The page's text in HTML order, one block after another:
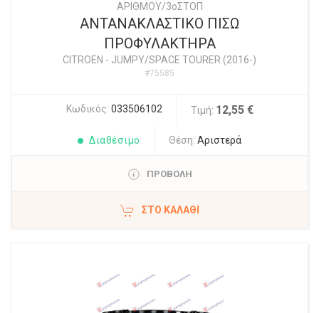
ΑΡΙΘΜΟΥ/3οΣΤΟΠ
ΑΝΤΑΝΑΚΛΑΣΤΙΚΟ ΠΙΣΩ
ΠΡΟΦΥΛΑΚΤΗΡΑ
CITROEN - JUMPY/SPACE TOURER (2016-)
#75585
Κωδικός: 033506102 Τιμή: 12,55 €
Διαθέσιμο Θέση: Αριστερά
ΠΡΟΒΟΛΗ
ΣΤΟ ΚΑΛΆΘΙ